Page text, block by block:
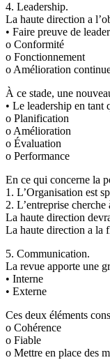
4. Leadership.
La haute direction a
• Faire preuve de
o Conformité
o Fonctionnement
o Amélioration
À ce stade, une
• Le leadership en tant
o Planification
o Amélioration
o Évaluation
o Performance
En ce qui concerne la
1. L’Organisation est
2. L’entreprise
La haute direction
La haute direction a la
5. Communication.
La revue apporte une
• Interne
• Externe
Ces deux éléments
o Cohérence
o Fiable
o Mettre en place des